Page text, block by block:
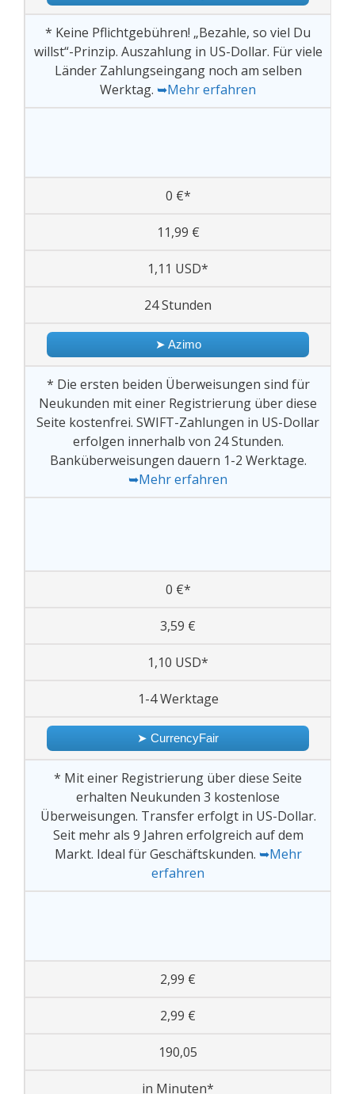
* Keine Pflichtgebühren! „Bezahle, so viel Du
willst“-Prinzip. Auszahlung in US-Dollar. Für viele
Länder Zahlungseingang noch am selben
Werktag. ➥Mehr erfahren
0 €*
11,99 €
1,11 USD*
24 Stunden
➤ Azimo
* Die ersten beiden Überweisungen sind für
Neukunden mit einer Registrierung über diese
Seite kostenfrei. SWIFT-Zahlungen in US-Dollar
erfolgen innerhalb von 24 Stunden.
Banküberweisungen dauern 1-2 Werktage.
➥Mehr erfahren
0 €*
3,59 €
1,10 USD*
1-4 Werktage
➤ CurrencyFair
* Mit einer Registrierung über diese Seite
erhalten Neukunden 3 kostenlose
Überweisungen. Transfer erfolgt in US-Dollar.
Seit mehr als 9 Jahren erfolgreich auf dem
Markt. Ideal für Geschäftskunden. ➥Mehr
erfahren
2,99 €
2,99 €
190,05
in Minuten*